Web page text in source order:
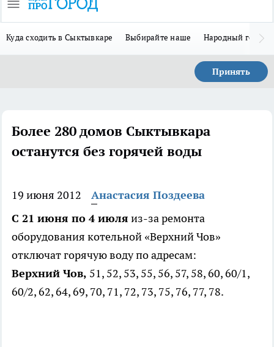
Куда сходить в Сыктывкаре Выбирайте наше Народный герой
Принять
Более 280 домов Сыктывкара
останутся без горячей воды
19 июня 2012
Анастасия Поздеева
С 21 июня по 4 июля из-за ремонта
оборудования котельной «Верхний Чов»
отключат горячую воду по адресам:
Верхний Чов, 51, 52, 53, 55, 56, 57, 58, 60, 60/1,
60/2, 62, 64, 69, 70, 71, 72, 73, 75, 76, 77, 78.